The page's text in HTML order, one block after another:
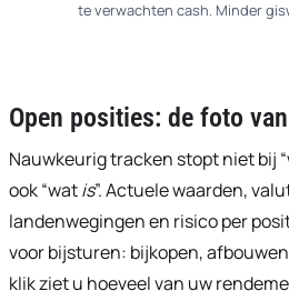
te verwachten cash. Minder
Open posities: de foto
Nauwkeurig tracken stopt niet bij
ook “watis”. Actuele waarden,
landenwegingen en risico per
voor bijsturen: bijkopen,
klik ziet u hoeveel van uw